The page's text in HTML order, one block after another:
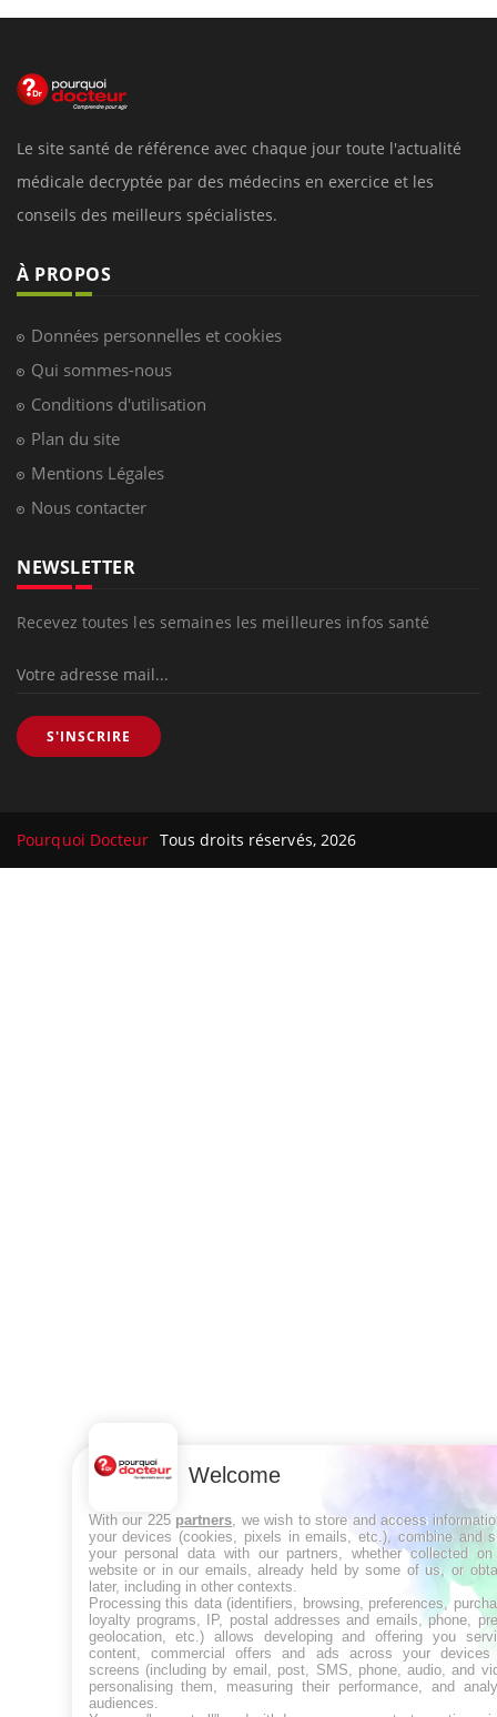
Le site santé de référence avec chaque jour toute l'actualité
médicale decryptée par des médecins en exercice et les
conseils des meilleurs spécialistes.
À PROPOS
Données personnelles et cookies
Qui sommes-nous
Conditions d'utilisation
Plan du site
Mentions Légales
Nous contacter
NEWSLETTER
Recevez toutes les semaines les meilleures infos santé
S'INSCRIRE
Pourquoi Docteur Tous droits réservés, 2026
Welcome
With our 225 partners , we wish to store and access
your devices (cookies, pixels in emails, etc.), combine and
your personal data with our partners, whether collected
website or in our emails, already held by some of us, or
later, including in other contexts.
Processing this data (identifiers, browsing, preferences,
loyalty programs, IP, postal addresses and emails, phone,
geolocation, etc.) allows developing and offering you
content, commercial offers and ads across your devices
screens (including by email, post, SMS, phone, audio, and
personalising them, measuring their performance, and
audiences.